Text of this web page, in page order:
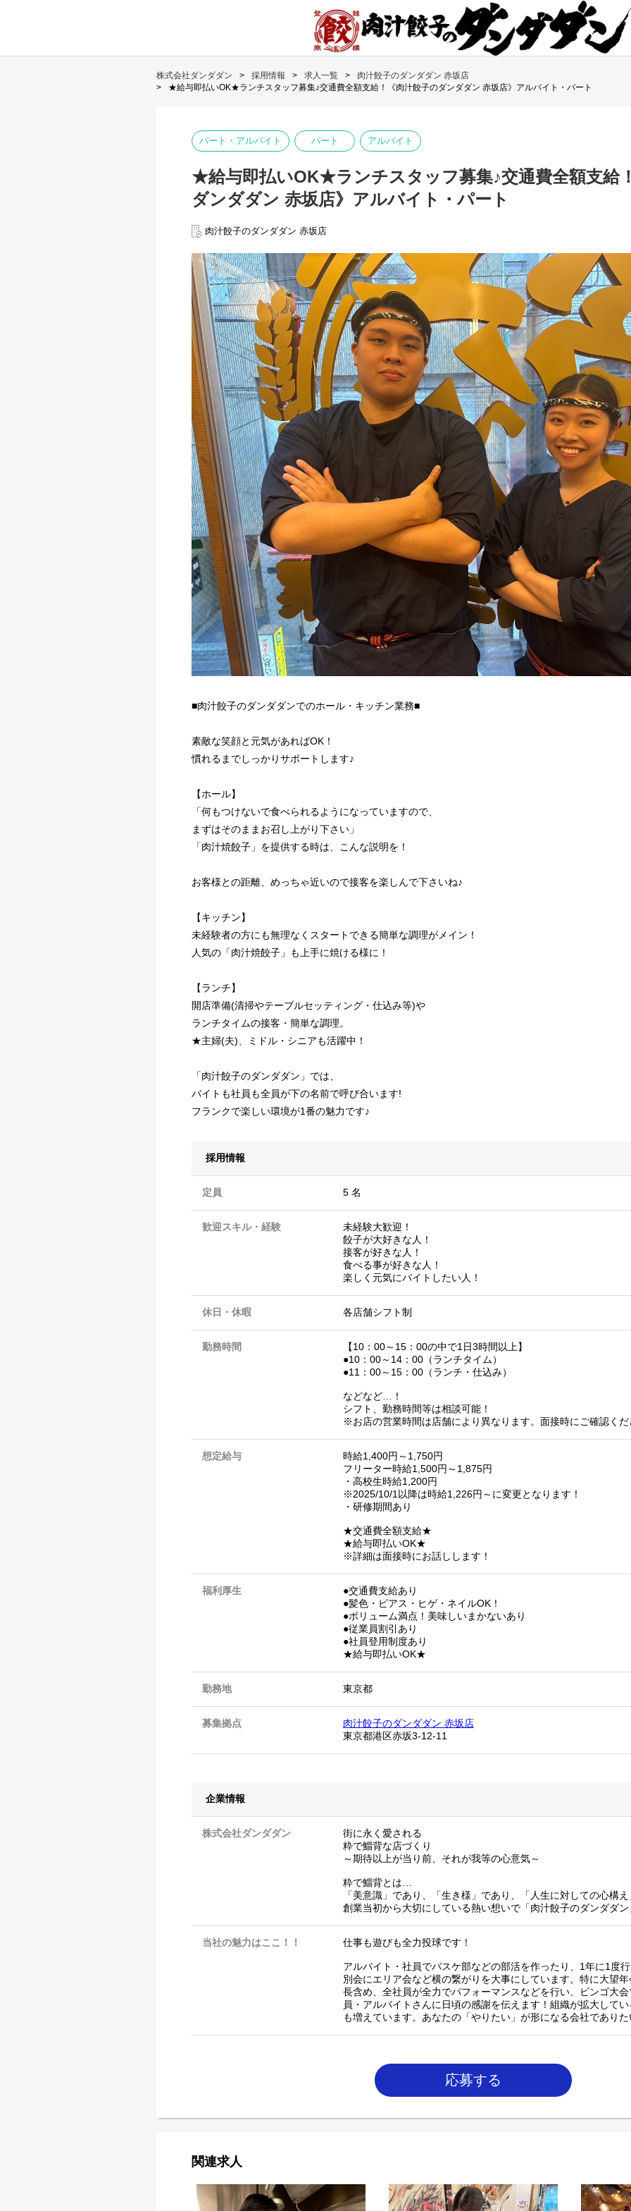
株式会社ダンダダン 採用情報 求人一覧
肉汁餃子のダンダダン 赤坂店
★給与即払いOK★ランチスタッフ募集♪交通費全額支給！《肉汁餃子のダンダダン 赤坂店》アルバイト・パート
パート・アルバイト パート アルバイト
★給与即払いOK★ランチスタッフ募集♪交通費全額支給
ダンダダン 赤坂店》アルバイト・パート
肉汁餃子のダンダダン 赤坂店
■肉汁餃子のダンダダンでのホール・キッチン業務■
素敵な笑顔と元気があればOK！
慣れるまでしっかりサポートします♪
【ホール】
「何もつけないで食べられるようになっていますので、
まずはそのままお召し上がり下さい」
「肉汁焼餃子」を提供する時は、こんな説明を！
お客様との距離、めっちゃ近いので接客を楽しんで下さいね♪
【キッチン】
未経験者の方にも無理なくスタートできる簡単な調理がメイン！
人気の「肉汁焼餃子」も上手に焼ける様に！
【ランチ】
開店準備(清掃やテーブルセッティング・仕込み等)や
ランチタイムの接客・簡単な調理。
★主婦(夫)、ミドル・シニアも活躍中！
「肉汁餃子のダンダダン」では、
バイトも社員も全員が下の名前で呼び合います!
フランクで楽しい環境が1番の魅力です♪
採用情報
定員 5 名
歓迎スキル・経験
未経験大歓迎！
餃子が大好きな人！
接客が好きな人！
食べる事が好きな人！
楽しく元気にバイトしたい人！
休日・休暇 各店舗シフト制
勤務時間
【10：00～15：00の中で1日3時間以上】
●10：00～14：00（ランチタイム）
●11：00～15：00（ランチ・仕込み）
などなど…！
シフト、勤務時間等は相談可能！
※お店の営業時間は店舗により異なります。面接時にご確認くだ
想定給与
時給1,400円～1,750円
フリーター時給1,500円～1,875円
・高校生時給1,200円
※2025/10/1以降は時給1,226円～に変更となります！
・研修期間あり
★交通費全額支給★
★給与即払いOK★
※詳細は面接時にお話しします！
福利厚生
●交通費支給あり
●髪色・ピアス・ヒゲ・ネイルOK！
●ボリューム満点！美味しいまかないあり
●従業員割引あり
●社員登用制度あり
★給与即払いOK★
勤務地 東京都
募集拠点
肉汁餃子のダンダダン 赤坂店
東京都港区赤坂3-12-11
企業情報
株式会社ダンダダン
街に永く愛される
粋で鯔背な店づくり
～期待以上が当り前、それが我等の心意気～
粋で鯔背とは…
「美意識」であり、「生き様」であり、「人生に対しての心構
創業当初から大切にしている熱い想いで「肉汁餃子のダンダダ
当社の魅力はここ！！ 仕事も遊びも全力投球です！
アルバイト・社員でバスケ部などの部活を作ったり、1年に1度
別会にエリア会など横の繋がりを大事にしています。特に大望
長含め、全社員が全力でパフォーマンスなどを行い、ビンゴ大
員・アルバイトさんに日頃の感謝を伝えます！組織が拡大して
も増えています。あなたの「やりたい」が形になる会社であり
応募する
関連求人